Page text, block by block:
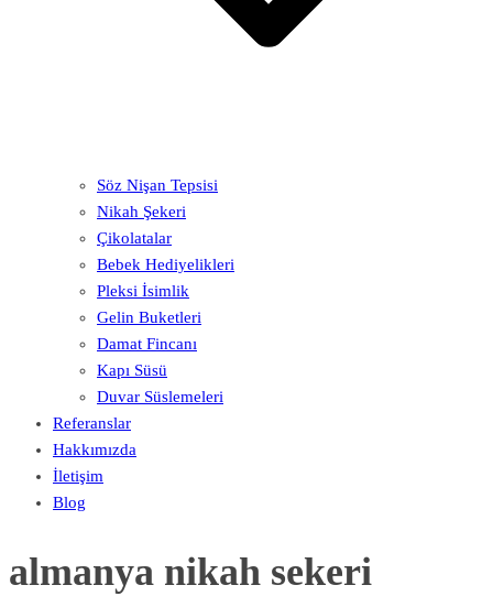
Söz Nişan Tepsisi
Nikah Şekeri
Çikolatalar
Bebek Hediyelikleri
Pleksi İsimlik
Gelin Buketleri
Damat Fincanı
Kapı Süsü
Duvar Süslemeleri
Referanslar
Hakkımızda
İletişim
Blog
almanya nikah sekeri